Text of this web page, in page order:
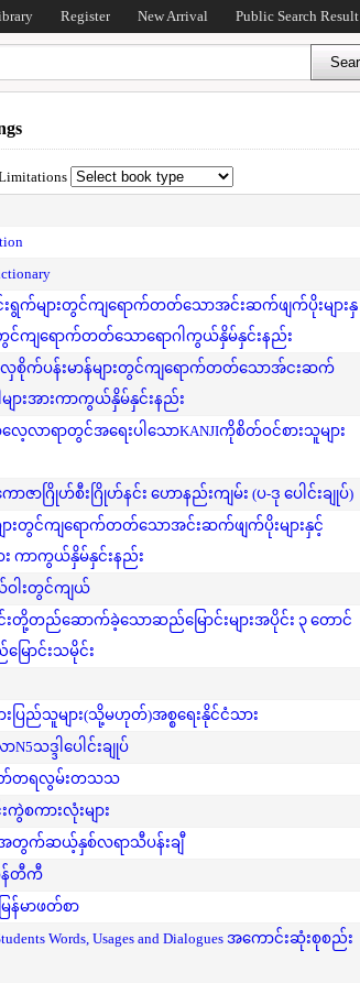
Register New Arrival Public Search Result
ရွက်များတွင်ကျရောက်တတ်သောအင်းဆက်ဖျက်ပိုးများနှ
းတွင်ကျရောက်တတ်သောရောဂါကွယ်နှိမ်နှင်းနည်း
အလှစိုက်ပန်းမာန်များတွင်ကျရောက်တတ်သောအ်ငးဆက်
ါများအားကာကွယ်နှိမ်နှင်းနည်း
ေ့လာရာတွင်အရေးပါသောKANJIကိုစိတ်ဝင်စားသူများ
ဇာဂြိုဟ်စီးဂြိုဟ်နင်း ဟောနည်းကျမ်း (ပ-ဒု ပေါင်းချုပ်)
ားတွင်ကျရောက်တတ်သောအင်းဆက်ဖျက်ပိုးများနှင့်
ား ကာကွယ်နှိမ်နှင်းနည်း
ါးတွင်ကျယ်
င်းတို့တည်ဆောက်ခဲ့သောဆည်မြောင်းများအပိုင်း ၃ တောင်
ြောင်းသမိုင်း
ားပြည်သူများ(သို့မဟုတ်)အစ္စရေးနိုင်ငံသား
သဒ္ဒါပေါင်းချုပ်
တ်တရလွမ်းတသသ
စကားလုံးများ
အတွက်ဆယ့်နှစ်လရာသီပန်းချီ
န်တီကီ
န်မာဖတ်စာ
Words, Usages and Dialogues အကောင်းဆုံးစုစည်း